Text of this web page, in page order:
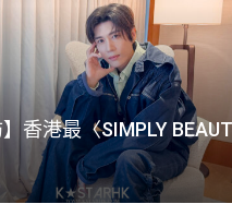
】香港最〈SIMPLY